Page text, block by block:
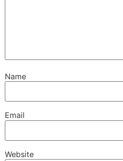
Name
Email
Website